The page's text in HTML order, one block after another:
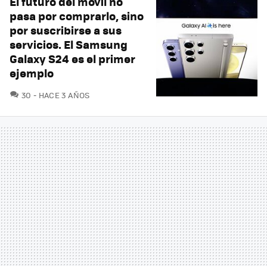
pasa por comprarlo, sino
por suscribirse a sus
servicios. El Samsung
Galaxy S24 es el primer
ejemplo
30 COMENTARIOS
HACE 3 AÑOS